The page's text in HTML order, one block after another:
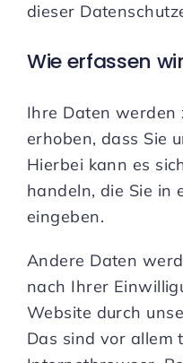
dieser
Wie erfassen
Ihre Daten werden
erhoben, dass Sie
Hierbei kann es
handeln, die Sie in
eingeben.
Andere Daten
nach Ihrer
Website durch
Das sind vor allem